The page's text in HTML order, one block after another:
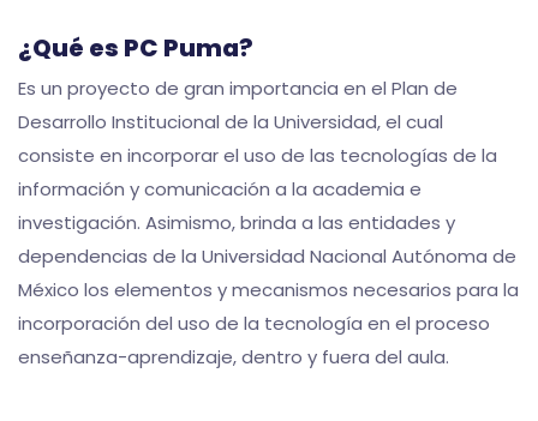
¿Qué es PC Puma?
Es un proyecto de gran importancia en el Plan de
Desarrollo Institucional de la Universidad, el cual
consiste en incorporar el uso de las tecnologías de la
información y comunicación a la academia e
investigación. Asimismo, brinda a las entidades y
dependencias de la Universidad Nacional Autónoma de
México los elementos y mecanismos necesarios para la
incorporación del uso de la tecnología en el proceso
enseñanza-aprendizaje, dentro y fuera del aula.